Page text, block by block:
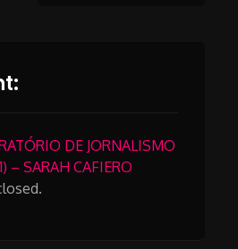
DE JORNALISMO
– SARAH CAFIERO